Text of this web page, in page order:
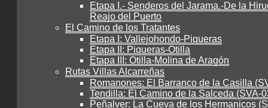
Etapa I.- Senderos del Jarama.-De la
Reajo del Puerto
El Camino de los Tratantes
Etapa I: Vallejohondo-Piqueras
Etapa II: Piqueras-Otilla
Etapa III: Otilla-Molina de Aragón
Rutas Villas Alcarreñas
Romanones: El Barranco de la Casilla
Tendilla: El Camino de la Salceda (SVA-
Peñalver: La Cueva de los Hermanicos